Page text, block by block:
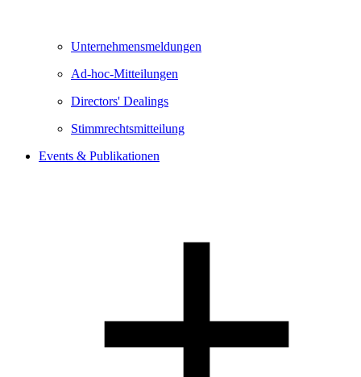
Unternehmensmeldungen
Ad-hoc-Mitteilungen
Directors' Dealings
Stimmrechtsmitteilung
Events & Publikationen